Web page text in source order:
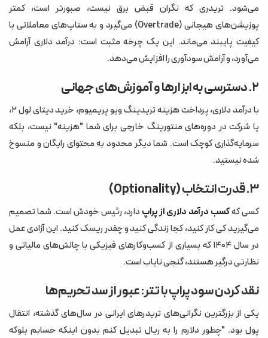
می‌شود. تریدری که نگران قبض برق نیست، صبورتر است، کمتر
پوزیشن‌های هیجانی (Overtrade) می‌گیرد و به ستاپ‌های معاملاتی با
کیفیت پایبند می‌ماند. این یک چرخه مثبت است: درآمد دلاری آرامش
می‌آورد، و آرامش سودآوری را افزایش می‌دهد.
۲. دسترسی به ابزارها و آموزش‌های جهانی
با درآمد دلاری، پرداخت هزینه تریدینگ ویو پریمیوم، خرید دیتای لول ۲،
یا شرکت در دوره‌های منتورینگ خارجی برای شما "هزینه" نیست، بلکه
سرمایه‌گذاری کوچک است. شما دیگر محدود به محتوای رایگان و منسوخ
شده نیستید.
۳. قدرت انتخاب (Optionality)
کسی کهکسب درآمد دلاری از پراپ دارد، رئیس خودش است. شما تصمیم
می‌گیرید کی کار کنید، کجا زندگی کنید و چقدر ریسک کنید. این آزادی عمل
در سال ۱۴۰۴ که بسیاری از کسب‌وکارهای فیزیکی با چالش‌های مالیاتی و
نظارتی درگیر هستند، گنجی نایاب است.
نقد کردن سود پراپ با تتر: عبور از سد تحریم‌ها
یکی از بزرگترین نگرانی‌های تریدرهای ایرانی در سال‌های گذشته، انتقال
پول بود. "چطور دلارم را به ریال تبدیل کنم بدون اینکه حسابم بلوکه